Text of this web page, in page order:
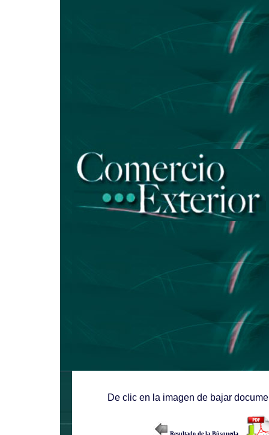
De clic en la imagen de bajar
Resultado de la Búsqueda